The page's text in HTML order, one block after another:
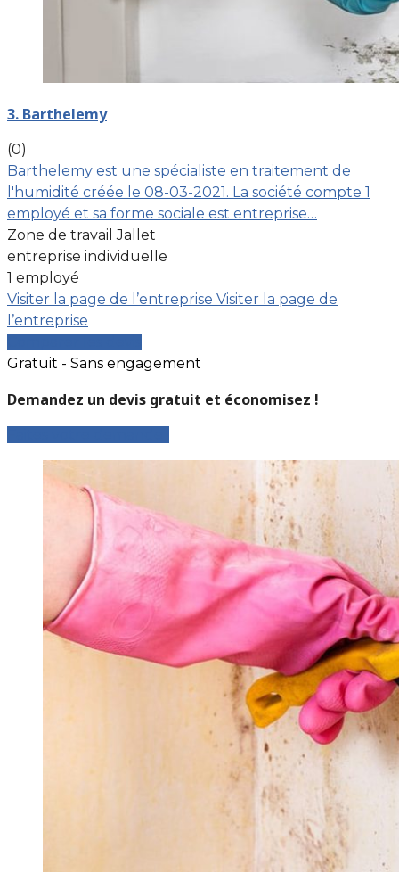
3. Barthelemy
(0)
Barthelemy est une spécialiste en traitement de
l'humidité créée le 08-03-2021. La société compte 1
employé et sa forme sociale est entreprise…
Zone de travail Jallet
entreprise individuelle
1 employé
Visiter la page de l’entreprise Visiter la page de
l’entreprise
Gratuit - Sans engagement
Demandez un devis gratuit et économisez !